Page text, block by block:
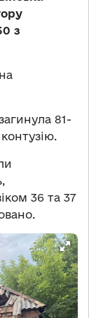
з
81-
36 та 37